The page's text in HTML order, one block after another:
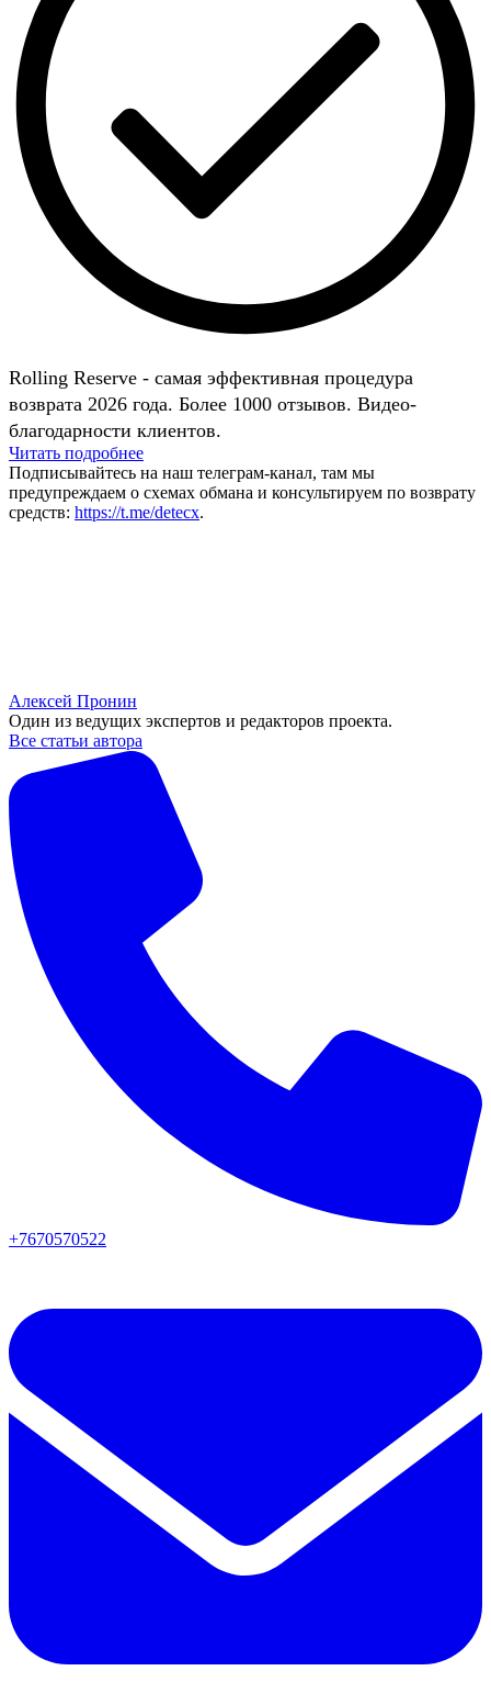
Rolling Reserve - самая эффективная процедура
возврата 2026 года. Более 1000 отзывов. Видео-
благодарности клиентов.
Читать подробнее
Подписывайтесь на наш телеграм-канал, там мы
предупреждаем о схемах обмана и консультируем по возврату
средств: https://t.me/detecx.
Алексей Пронин
Один из ведущих экспертов и редакторов проекта.
Все статьи автора
+7670570522